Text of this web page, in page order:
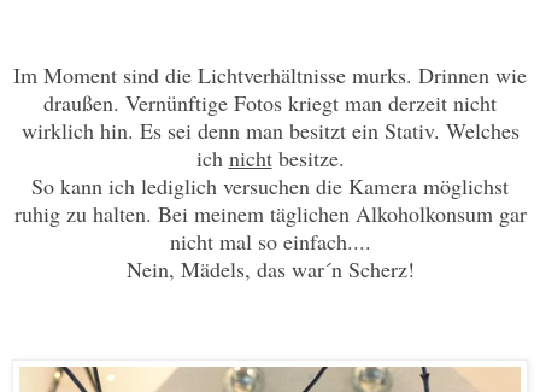
Im Moment sind die Lichtverhältnisse murks. Drinnen wie
draußen. Vernünftige Fotos kriegt man derzeit nicht
wirklich hin. Es sei denn man besitzt ein Stativ. Welches
ich nichtbesitze.
So kann ich lediglich versuchen die Kamera möglichst
ruhig zu halten. Bei meinem täglichen Alkoholkonsum gar
nicht mal so einfach....
Nein, Mädels, das war´n Scherz!